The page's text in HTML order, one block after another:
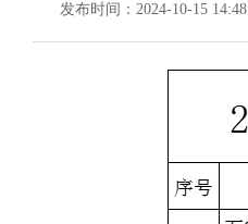
发布时间：2024-10-15 14:48